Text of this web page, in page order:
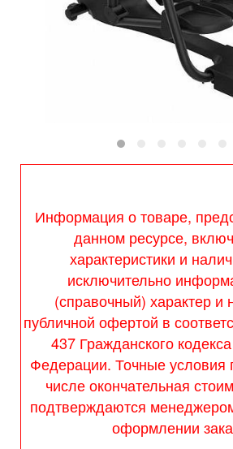
Информация о товаре,
данном ресурсе,
характеристики и
исключительно
(справочный) характер и
публичной офертой в
437 Гражданского
Федерации. Точные условия
числе окончательная
подтверждаются
оформлении